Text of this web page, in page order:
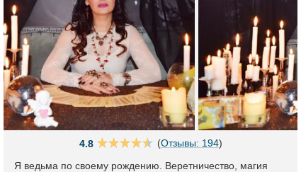
4.8 (Отзывы: 194)
Я ведьма по своему рождению. Веретничество, магия